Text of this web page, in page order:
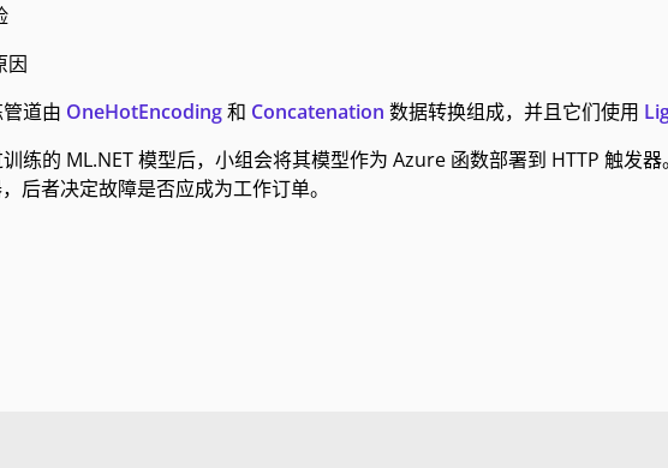
因
道由 OneHotEncoding和 Concatenation 数据转换组成，并且它们使用
练的 ML.NET 模型后，小组会将其模型作为 Azure 函数部署到 HTTP 触发
后者决定故障是否应成为工作订单。